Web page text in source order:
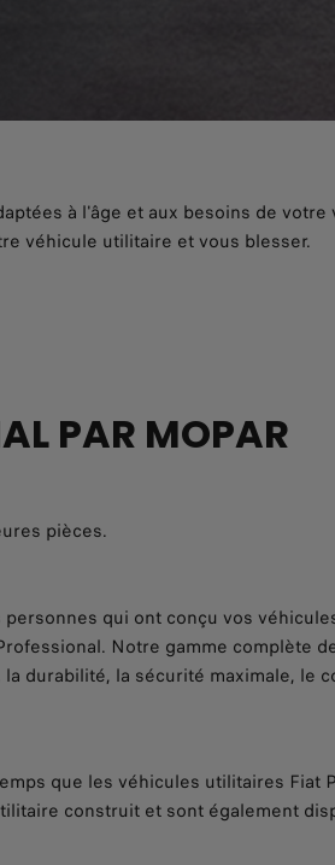
à l'âge et aux besoins de
véhicule utilitaire et vous blesser.
PAR MOPAR
pièces.
qui ont conçu vos
Notre gamme complète
durabilité, la sécurité maximale,
que les véhicules utilitaires
construit et sont également